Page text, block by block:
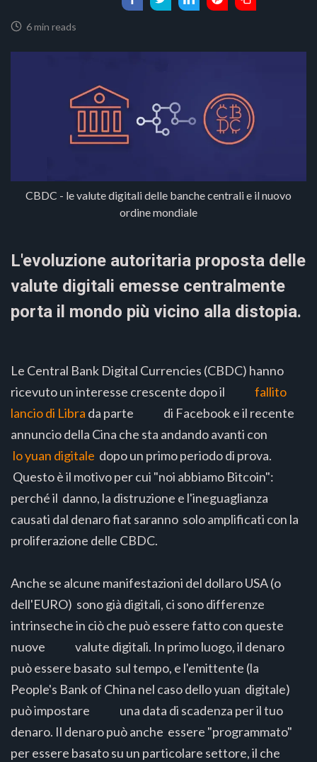
6 min reads
CBDC - le valute digitali delle banche centrali e il nuovo
ordine mondiale
L'evoluzione autoritaria proposta delle
valute digitali emesse centralmente
porta il mondo più vicino alla distopia.
Le Central Bank Digital Currencies (CBDC) hanno
ricevuto un interesse crescente dopo il fallito
lancio di Libra da parte di Facebook e il recente
annuncio della Cina che sta andando avanti con
lo yuan digitale dopo un primo periodo di prova.
Questo è il motivo per cui "noi abbiamo Bitcoin":
perché il danno, la distruzione e l'ineguaglianza
causati dal denaro fiat saranno solo amplificati con la
proliferazione delle CBDC.
Anche se alcune manifestazioni del dollaro USA (o
dell'EURO) sono già digitali, ci sono differenze
intrinseche in ciò che può essere fatto con queste
nuove valute digitali. In primo luogo, il denaro
può essere basato sul tempo, e l'emittente (la
People's Bank of China nel caso dello yuan digitale)
può impostare una data di scadenza per il tuo
denaro. Il denaro può anche essere "programmato"
per essere basato su un particolare settore, il che